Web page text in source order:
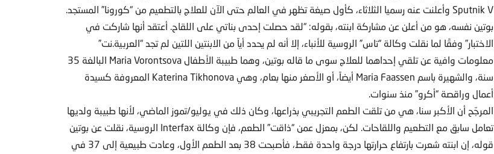
Sputnik V وأعلنت عنه رسميا الثلاثاء، كأول صيغة تظهر في العالم حتى الآن للعلاج بالتطعيم من “كورونا” المستجد.
بوتين نفسه، هو من أعلن عن مشاركة ابنته، بقوله: “لقد حصلت إحدى بناتي على اللقاح. أعتقد أنها شاركت في
الاختبار” وفقًا لما نقلت وكالة “تاس” الروسية للأنباء، إلا أنه لم يحدد أياً من الابنتين اللتين لم تجد “العربية.نت”
معلومات وافية عن تلقي إحداهما للعلاج سوى ما قاله بوتين، وهما طبيبة الأطفال Maria Vorontsova البالغة 35
سنة، والشهيرة باسم Maria Faassen أيضاً، أو الأصغر منها بعام، وهي Katerina Tikhonova المعروفة كسيدة
أعمال وراقصة “أكرو” منذ سنوات.
المرجّح أن الأكبر سنا، هي من تلقت الطعم التجريبي بذراعها، وكان ذلك في يوليو/تموز الماضي، لأنها طبيبة ولديها
تعامل سابق مع التطعيم واللقاحات. لكن، بمعزل عمن “ذاقت” الطعم، فإن وكالة Interfax الروسية، نقلت عن بوتين
قوله، إن ابنته شعرت بارتفاع حرارتها درجة واحدة فقط، فأصبحت 38 بعد الطعم الأول، وعادت طبيعية إلى 37 في